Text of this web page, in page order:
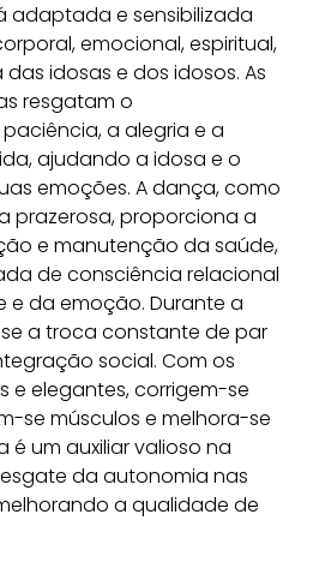
adaptada e sensibilizada
emocional, espiritual,
idosas e dos idosos. As
resgatam o
a alegria e a
ajudando a idosa e o
emoções. A dança, como
prazerosa, proporciona a
e manutenção da saúde,
de consciência relacional
e da emoção. Durante a
a troca constante de par
social. Com os
e elegantes, corrigem-se
se músculos e melhora-se
é um auxiliar valioso na
da autonomia nas
a qualidade de